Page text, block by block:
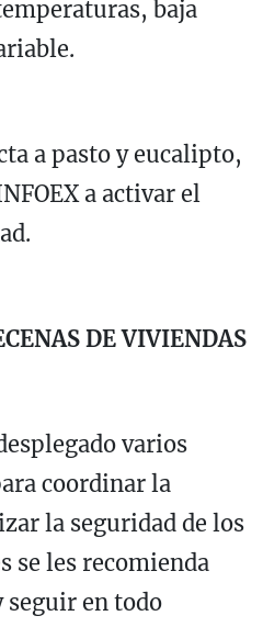
baja
a pasto y eucalipto,
a activar el
DE VIVIENDAS
varios
coordinar la
la seguridad de los
se les recomienda
seguir en todo